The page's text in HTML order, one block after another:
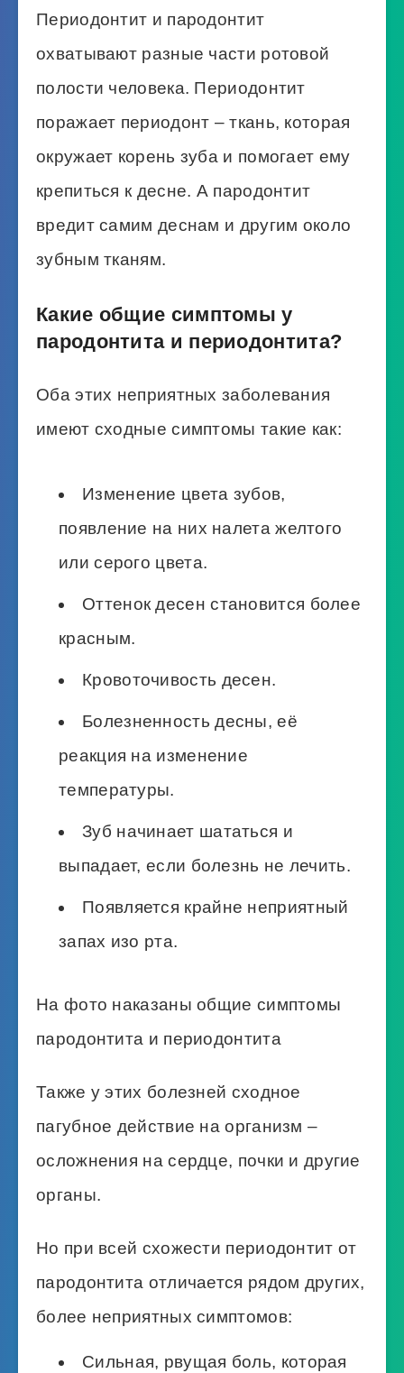
Периодонтит и пародонтит
охватывают разные части ротовой
полости человека. Периодонтит
поражает периодонт – ткань, которая
окружает корень зуба и помогает ему
крепиться к десне. А пародонтит
вредит самим деснам и другим около
зубным тканям.
Какие общие симптомы у
пародонтита и периодонтита?
Оба этих неприятных заболевания
имеют сходные симптомы такие как:
Изменение цвета зубов,
появление на них налета желтого
или серого цвета.
Оттенок десен становится более
красным.
Кровоточивость десен.
Болезненность десны, её
реакция на изменение
температуры.
Зуб начинает шататься и
выпадает, если болезнь не лечить.
Появляется крайне неприятный
запах изо рта.
На фото наказаны общие симптомы
пародонтита и периодонтита
Также у этих болезней сходное
пагубное действие на организм –
осложнения на сердце, почки и другие
органы.
Но при всей схожести периодонтит от
пародонтита отличается рядом других,
более неприятных симптомов:
Сильная, рвущая боль, которая